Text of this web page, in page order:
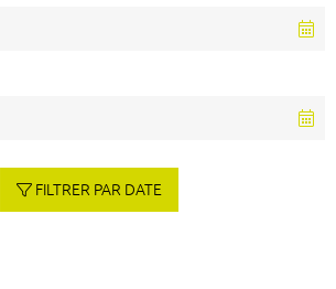
FILTRER PAR DATE